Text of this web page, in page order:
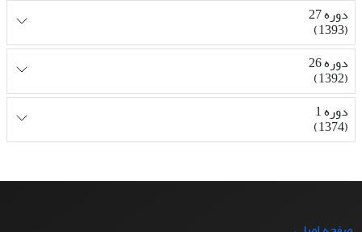
دوره 27
(1393)
دوره 26
(1392)
دوره 1
(1374)